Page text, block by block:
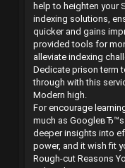
help to heighten your
indexing solutions,
quicker and gains
provided tools for
alleviate indexing
Dedicate prison term
through with this
Modern high.
For encourage
much as GoogleвЂ™s
deeper insights into
power, and it wish fit
Rough-cut Reasons